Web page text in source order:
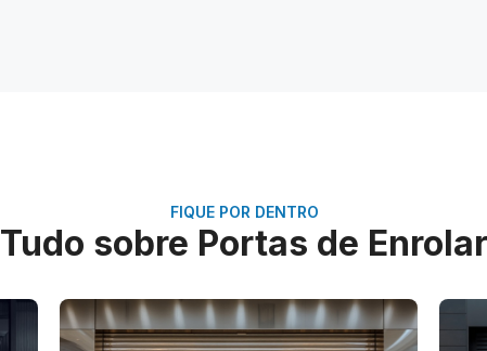
FIQUE POR DENTRO
Tudo sobre Portas de Enrolar